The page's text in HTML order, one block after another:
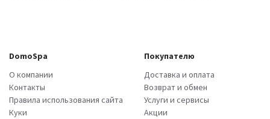
DomoSpa
О компании
Контакты
Правила использования сайта
Куки
Покупателю
Доставка и оплата
Возврат и обмен
Услуги и сервисы
Акции